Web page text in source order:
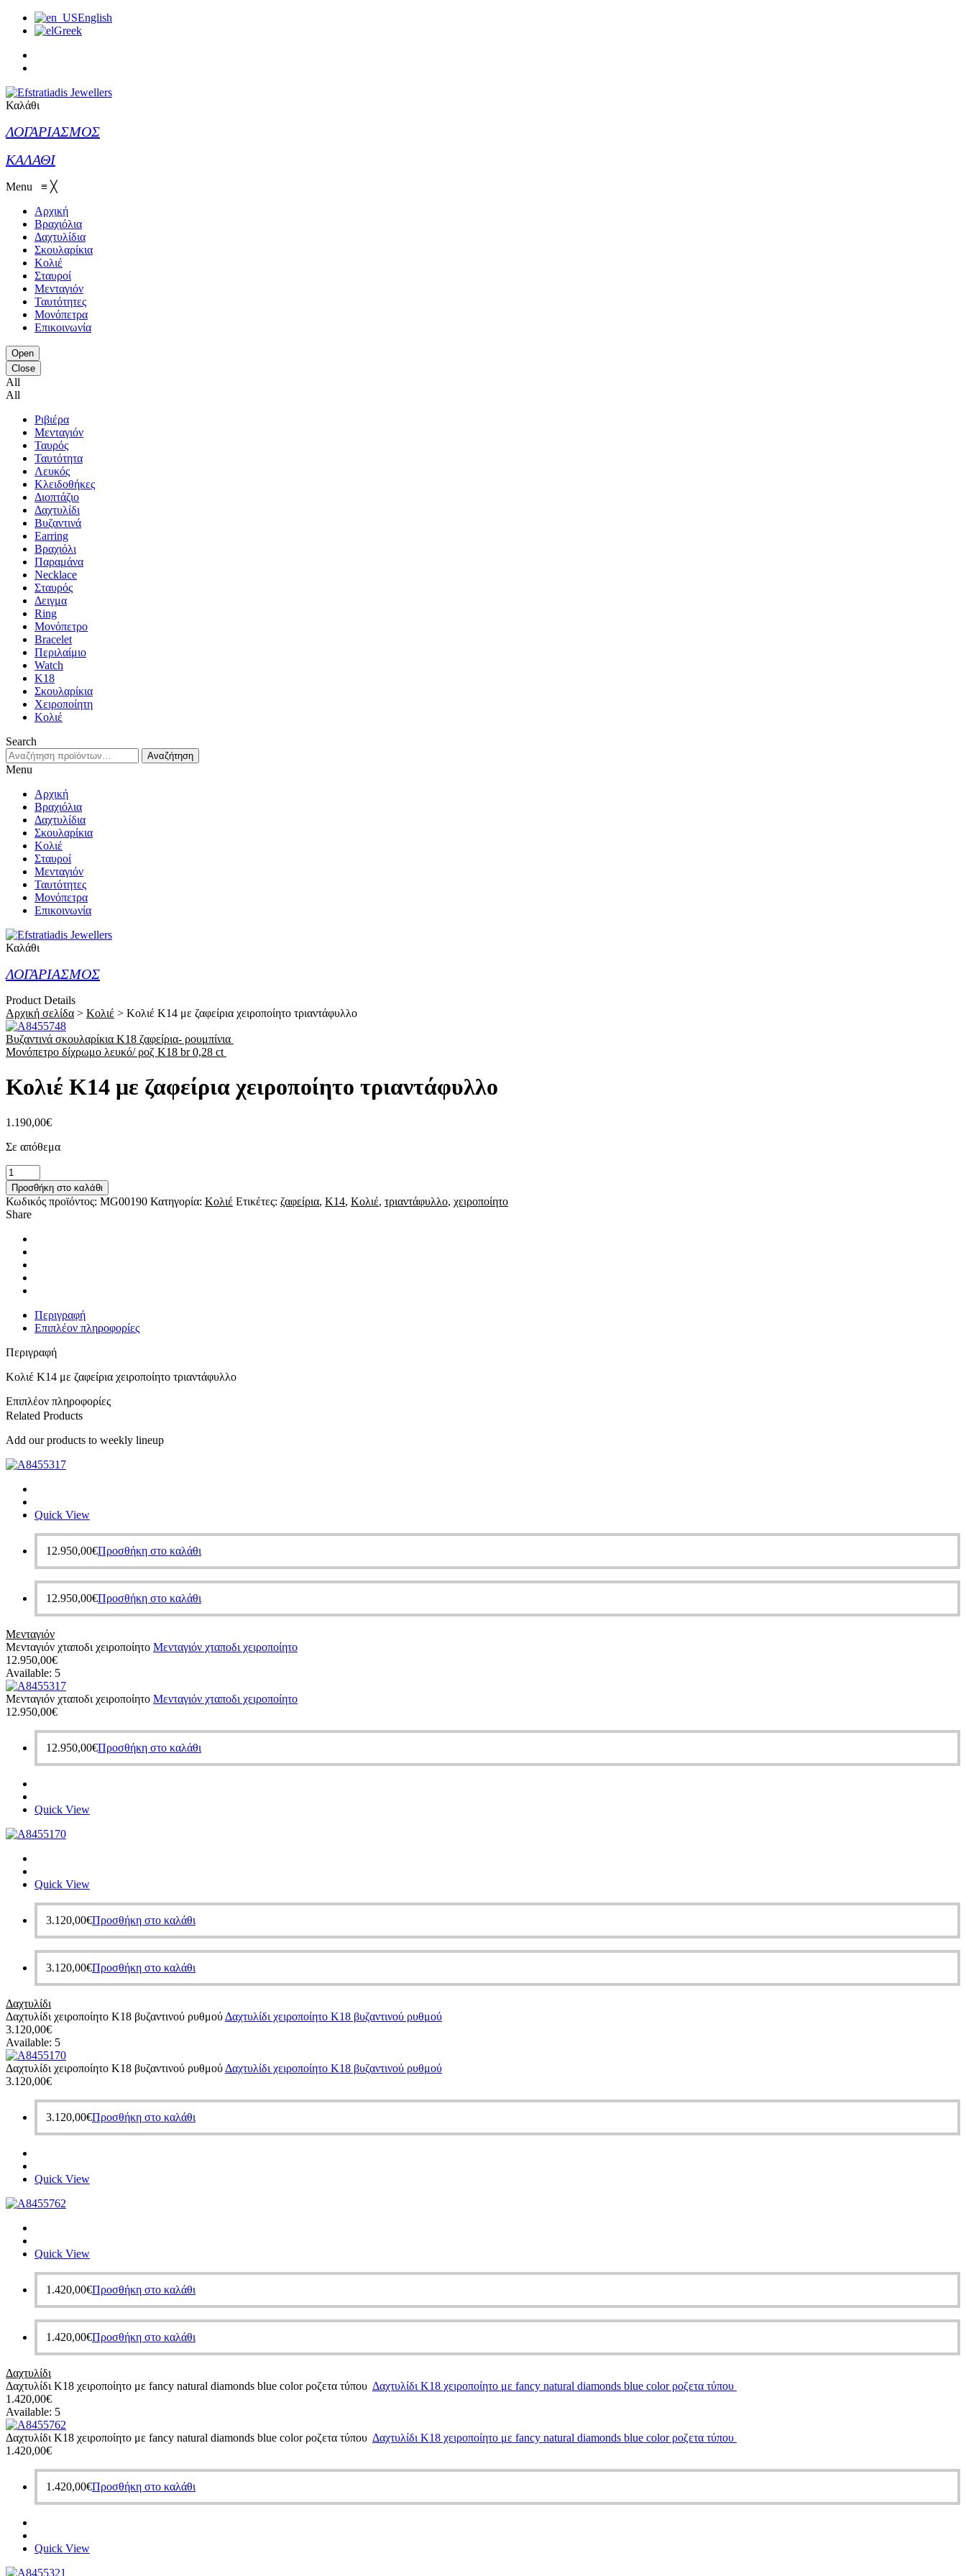
English
Greek
Καλάθι
ΛΟΓΑΡΙΑΣΜΟΣ
ΚΑΛΑΘΙ
Menu ≡ ╳
Αρχική
Βραχιόλια
Δαχτυλίδια
Σκουλαρίκια
Κολιέ
Σταυροί
Μενταγιόν
Ταυτότητες
Μονόπετρα
Επικοινωνία
Open
Close
All
All
Ριβιέρα
Μενταγιόν
Ταυρός
Ταυτότητα
Λευκός
Κλειδοθήκες
Διοπτάζιο
Δαχτυλίδι
Βυζαντινά
Earring
Βραχιόλι
Παραμάνα
Necklace
Σταυρός
Δειγμα
Ring
Μονόπετρο
Bracelet
Περιλαίμιο
Watch
K18
Σκουλαρίκια
Χειροποίητη
Κολιέ
Search
Αναζήτηση
για:
Αναζήτηση
Menu
Αρχική
Βραχιόλια
Δαχτυλίδια
Σκουλαρίκια
Κολιέ
Σταυροί
Μενταγιόν
Ταυτότητες
Μονόπετρα
Επικοινωνία
Καλάθι
ΛΟΓΑΡΙΑΣΜΟΣ
Product Details
Αρχική σελίδα > Κολιέ > Κολιέ Κ14 με ζαφείρια χειροποίητο τριαντάφυλλο
Βυζαντινά σκουλαρίκια Κ18 ζαφείρια- ρουμπίνια
Μονόπετρο δίχρωμο λευκό/ ροζ Κ18 br 0,28 ct
Κολιέ Κ14 με ζαφείρια χειροποίητο τριαντάφυλλο
1.190,00€
Σε απόθεμα
Κολιέ
Κ14
με
ζαφείρια
χειροποίητο
τριαντάφυλλο
ποσότητα
Προσθήκη στο καλάθι
Κωδικός προϊόντος: MG00190 Κατηγορία: Κολιέ Ετικέτες: ζαφείρια, Κ14, Κολιέ, τριαντάφυλλο, χειροποίητο
Share
Περιγραφή
Επιπλέον πληροφορίες
Περιγραφή
Κολιέ Κ14 με ζαφείρια χειροποίητο τριαντάφυλλο
Επιπλέον πληροφορίες
Related Products
Add our products to weekly lineup
Quick View
12.950,00€Προσθήκη στο καλάθι
12.950,00€Προσθήκη στο καλάθι
Μενταγιόν
Μενταγιόν χταποδι χειροποίητο Μενταγιόν χταποδι χειροποίητο
12.950,00€
Available: 5
Μενταγιόν χταποδι χειροποίητο Μενταγιόν χταποδι χειροποίητο
12.950,00€
12.950,00€Προσθήκη στο καλάθι
Quick View
Quick View
3.120,00€Προσθήκη στο καλάθι
3.120,00€Προσθήκη στο καλάθι
Δαχτυλίδι
Δαχτυλίδι χειροποίητο Κ18 βυζαντινού ρυθμού Δαχτυλίδι χειροποίητο Κ18 βυζαντινού ρυθμού
3.120,00€
Available: 5
Δαχτυλίδι χειροποίητο Κ18 βυζαντινού ρυθμού Δαχτυλίδι χειροποίητο Κ18 βυζαντινού ρυθμού
3.120,00€
3.120,00€Προσθήκη στο καλάθι
Quick View
Quick View
1.420,00€Προσθήκη στο καλάθι
1.420,00€Προσθήκη στο καλάθι
Δαχτυλίδι
Δαχτυλίδι Κ18 χειροποίητο με fancy natural diamonds blue color ροζετα τύπου Δαχτυλίδι Κ18 χειροποίητο με fancy natural diamonds blue color ροζετα τύπου
1.420,00€
Available: 5
Δαχτυλίδι Κ18 χειροποίητο με fancy natural diamonds blue color ροζετα τύπου Δαχτυλίδι Κ18 χειροποίητο με fancy natural diamonds blue color ροζετα τύπου
1.420,00€
1.420,00€Προσθήκη στο καλάθι
Quick View